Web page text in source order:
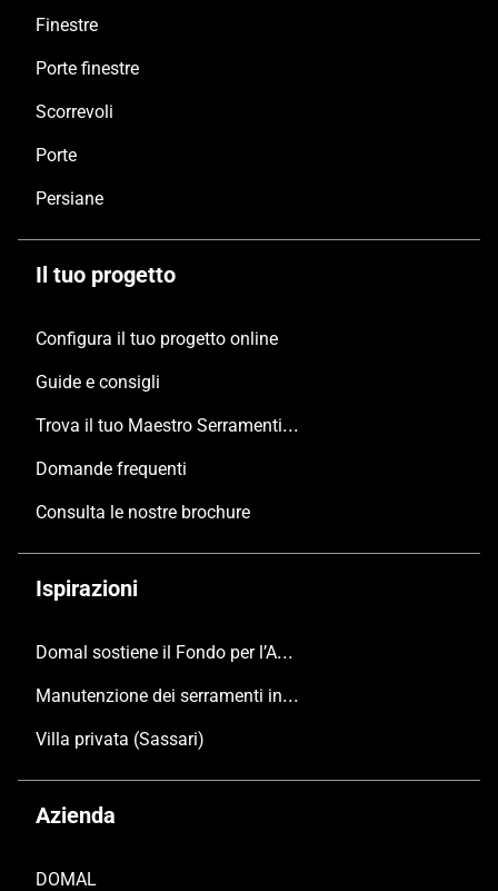
Finestre
Porte finestre
Scorrevoli
Porte
Persiane
Il tuo progetto
Configura il tuo progetto online
Guide e consigli
Trova il tuo Maestro Serramentista Domal
Domande frequenti
Consulta le nostre brochure
Ispirazioni
Domal sostiene il Fondo per l’Ambiente Italiano anche per le Giornate FAI di Primavera 2024
Manutenzione dei serramenti in alluminio
Villa privata (Sassari)
Azienda
DOMAL